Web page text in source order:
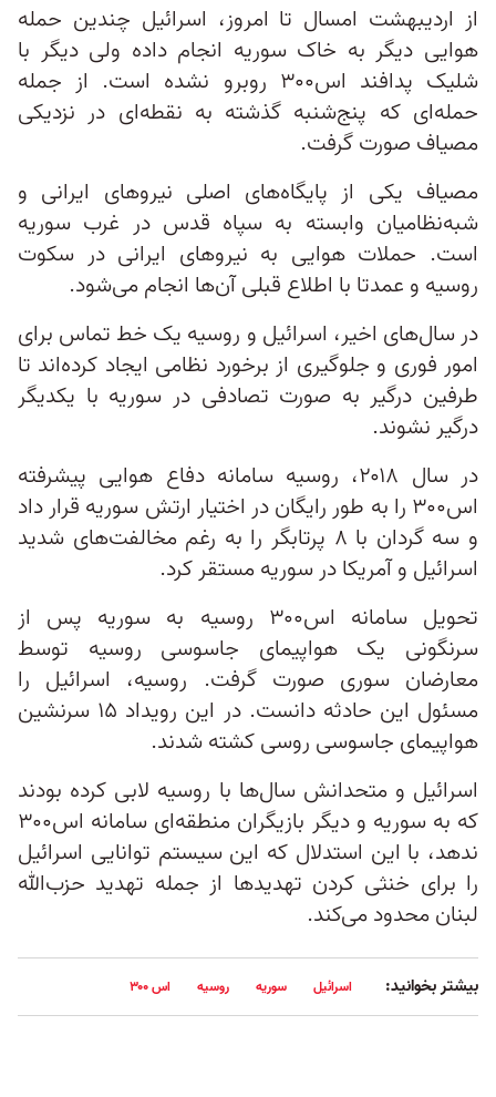
از اردیبهشت امسال تا امروز، اسرائیل چندین حمله
هوایی دیگر به خاک سوریه انجام داده ولی دیگر با
شلیک پدافند اس‌۳۰۰ روبرو نشده است. از جمله
حمله‌ای که پنج‌شنبه گذشته به نقطه‌ای در نزدیکی
مصیاف صورت گرفت.
مصیاف یکی از پایگاه‌های اصلی نیروهای ایرانی و
شبه‌نظامیان وابسته به سپاه قدس در غرب سوریه
است. حملات هوایی به نیروهای ایرانی در سکوت
روسیه و عمدتا با اطلاع قبلی آن‌ها انجام می‌شود.
در سال‌های اخیر، اسرائیل و روسیه یک خط تماس برای
امور فوری و جلوگیری از برخورد نظامی ایجاد کرده‌اند تا
طرفین درگیر به صورت تصادفی در سوریه با یکدیگر
درگیر نشوند.
در سال ۲۰۱۸، روسیه سامانه دفاع هوایی پیشرفته
اس۳۰۰ را به طور رایگان در اختیار ارتش سوریه قرار داد
و سه گردان با ۸ پرتابگر را به رغم مخالفت‌های شدید
اسرائیل و آمریکا در سوریه مستقر کرد.
تحویل سامانه اس۳۰۰ روسیه به سوریه پس از
سرنگونی یک هواپیمای جاسوسی روسیه توسط
معارضان سوری صورت گرفت. روسیه، اسرائیل را
مسئول این حادثه دانست. در این رویداد ۱۵ سرنشین
هواپیمای جاسوسی روسی کشته شدند.
اسرائیل و متحدانش سال‌ها با روسیه لابی کرده بودند
که به سوریه و دیگر بازیگران منطقه‌ای سامانه اس۳۰۰
ندهد، با این استدلال که این سیستم توانایی اسرائیل
را برای خنثی کردن تهدیدها از جمله تهدید حزب‌الله
لبنان محدود می‌کند.
بیشتر بخوانید: اسرائیل سوریه روسیه اس ۳۰۰